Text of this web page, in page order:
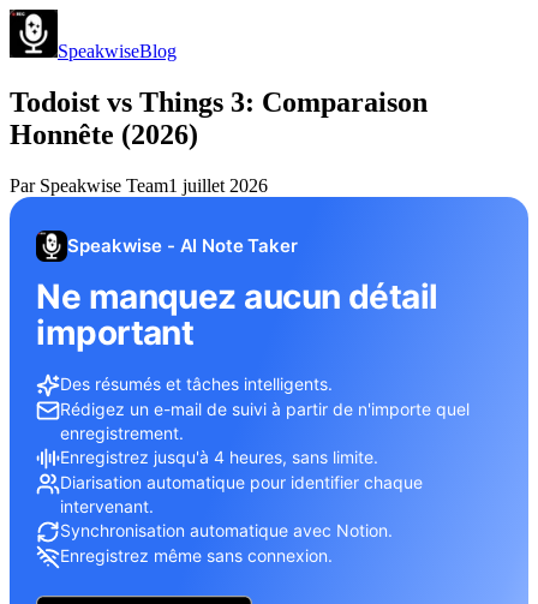
SpeakwiseBlog
Todoist vs Things 3: Comparaison
Honnête (2026)
Par Speakwise Team1 juillet 2026
Speakwise - AI Note Taker
Ne manquez aucun détail
important
Des résumés et tâches intelligents.
Rédigez un e-mail de suivi à partir de n'importe quel
enregistrement.
Enregistrez jusqu'à 4 heures, sans limite.
Diarisation automatique pour identifier chaque
intervenant.
Synchronisation automatique avec Notion.
Enregistrez même sans connexion.